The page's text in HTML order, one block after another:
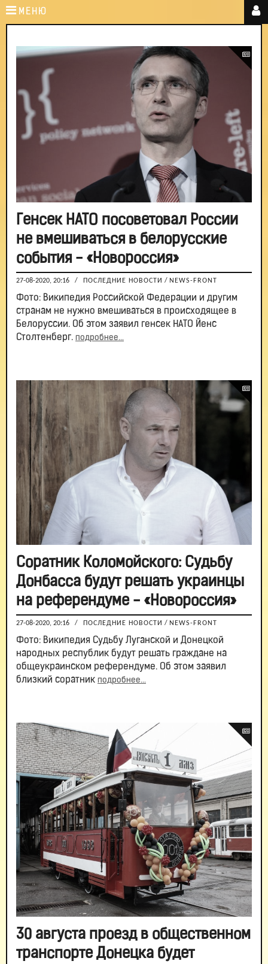
МЕНЮ
Генсек НАТО посоветовал России
не вмешиваться в белорусские
события - «Новороссия»
27-08-2020, 20:16 / ПОСЛЕДНИЕ НОВОСТИ / NEWS-FRONT
Фото: Википедия Российской Федерации и другим
странам не нужно вмешиваться в происходящее в
Белоруссии. Об этом заявил генсек НАТО Йенс
Столтенберг. подробнее...
Соратник Коломойского: Судьбу
Донбасса будут решать украинцы
на референдуме - «Новороссия»
27-08-2020, 20:16 / ПОСЛЕДНИЕ НОВОСТИ / NEWS-FRONT
Фото: Википедия Судьбу Луганской и Донецкой
народных республик будут решать граждане на
общеукраинском референдуме. Об этом заявил
близкий соратник подробнее...
30 августа проезд в общественном
транспорте Донецка будет